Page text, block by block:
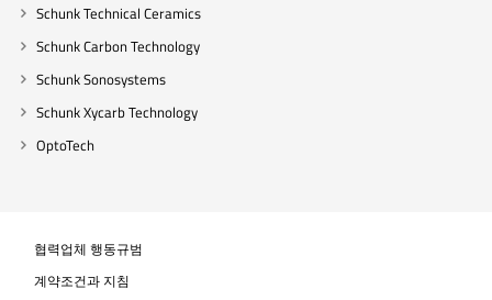
Schunk Technical Ceramics
Schunk Carbon Technology
Schunk Sonosystems
Schunk Xycarb Technology
OptoTech
협력업체 행동규범
계약조건과 지침